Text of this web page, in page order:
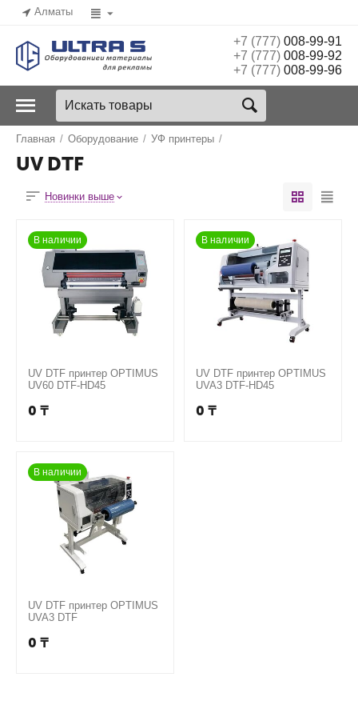
Алматы
+7 (777)008-99-91
+7 (777)008-99-92
+7 (777)008-99-96
Главная / Оборудование / УФ принтеры /
UV DTF
Новинки выше
В наличии
UV DTF принтер OPTIMUS
UV60 DTF-HD45
0 ₸
В наличии
UV DTF принтер OPTIMUS
UVA3 DTF-HD45
0 ₸
В наличии
UV DTF принтер OPTIMUS
UVA3 DTF
0 ₸